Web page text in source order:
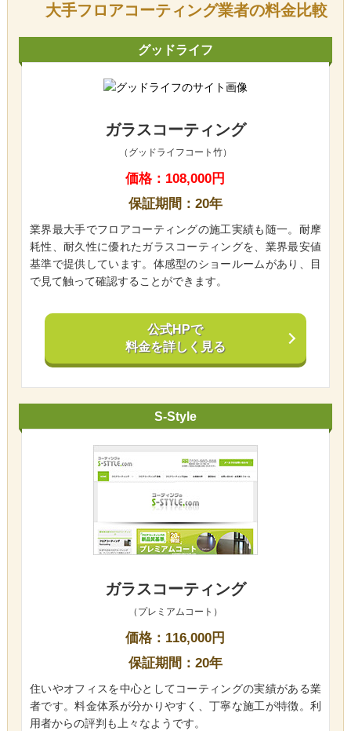
大手フロアコーティング業者の料金比較
グッドライフ
ガラスコーティング
（グッドライフコート竹）
価格：108,000円
保証期間：20年
業界最大手でフロアコーティングの施工実績も随一。耐摩
耗性、耐久性に優れたガラスコーティングを、業界最安値
基準で提供しています。体感型のショールームがあり、目
で見て触って確認することができます。
公式HPで
料金を詳しく見る
S-Style
ガラスコーティング
（プレミアムコート）
価格：116,000円
保証期間：20年
住いやオフィスを中心としてコーティングの実績がある業
者です。料金体系が分かりやすく、丁寧な施工が特徴。利
用者からの評判も上々なようです。